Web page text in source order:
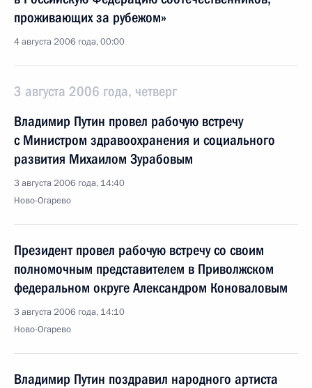
проживающих за рубежом»
4 августа 2006 года, 00:00
3 августа 2006 года, четверг
Владимир Путин провел рабочую встречу
с Министром здравоохранения и социального
развития Михаилом Зурабовым
3 августа 2006 года, 14:40
Ново-Огарево
Президент провел рабочую встречу со своим
полномочным представителем в Приволжском
федеральном округе Александром Коноваловым
3 августа 2006 года, 14:10
Ново-Огарево
Владимир Путин поздравил народного артиста